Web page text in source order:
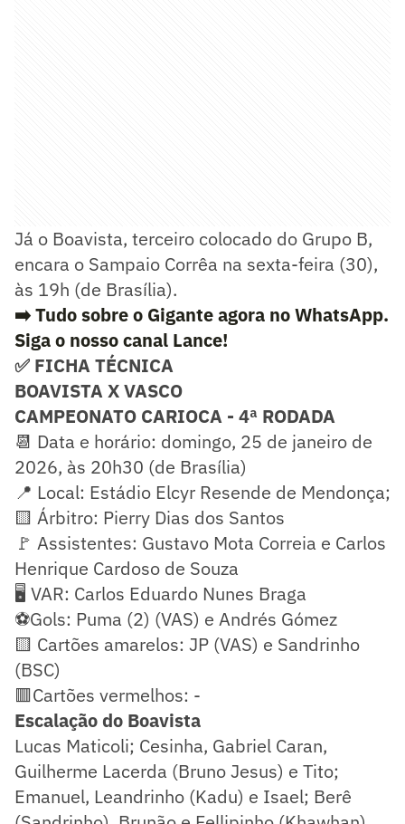
Já o Boavista, terceiro colocado do Grupo B,
encara o Sampaio Corrêa na sexta-feira (30),
às 19h (de Brasília).
➡️ Tudo sobre o Gigante agora no WhatsApp.
Siga o nosso canal Lance!
✅ FICHA TÉCNICA
BOAVISTA X VASCO
CAMPEONATO CARIOCA - 4ª RODADA
📆 Data e horário: domingo, 25 de janeiro de
2026, às 20h30 (de Brasília)
📍 Local: Estádio Elcyr Resende de Mendonça;
🟨 Árbitro: Pierry Dias dos Santos
🚩 Assistentes: Gustavo Mota Correia e Carlos
Henrique Cardoso de Souza
🖥️ VAR: Carlos Eduardo Nunes Braga
⚽Gols: Puma (2) (VAS) e Andrés Gómez
🟨 Cartões amarelos: JP (VAS) e Sandrinho
(BSC)
🟥Cartões vermelhos: -
Escalação do Boavista
Lucas Maticoli; Cesinha, Gabriel Caran,
Guilherme Lacerda (Bruno Jesus) e Tito;
Emanuel, Leandrinho (Kadu) e Isael; Berê